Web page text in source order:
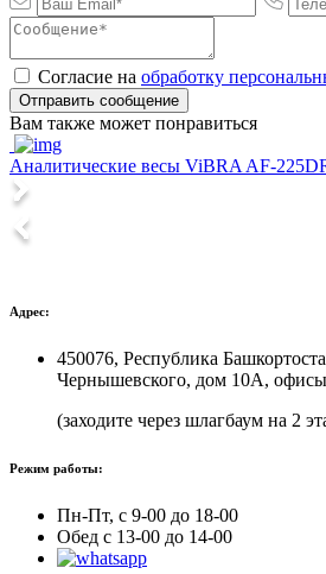
Согласие на обработку
Отправить сообщение
Вам также может понравиться
Аналитические весы ViBRA AF-
Адрес:
450076, Республика
Чернышевского, дом 10А,
(заходите через шлагбаум на 2
Режим работы:
Пн-Пт, с 9-00 до 18-00
Обед с 13-00 до 14-00